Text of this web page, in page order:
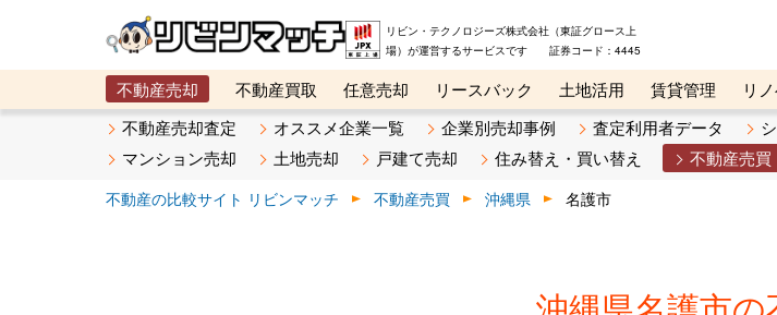
リビン・テクノロジーズ株式会社（東証グロース上
場）が運営するサービスです 証券コード：4445
不動産売却 不動産買取 任意売却 リースバック 土地活用 賃貸管理 リ
メタ住宅展示場
ベスト不動産カンパニー オンライン講座 リビンマガジンBiz 不
不動産売却査定 オススメ企業一覧 企業別売却事例 査定利用者データ
マンション売却
土地売却 戸建て売却 住み替え・買い替え 不動産売買
不動産の比較サイト リビンマッチ 不動産売買 沖縄県 名護市